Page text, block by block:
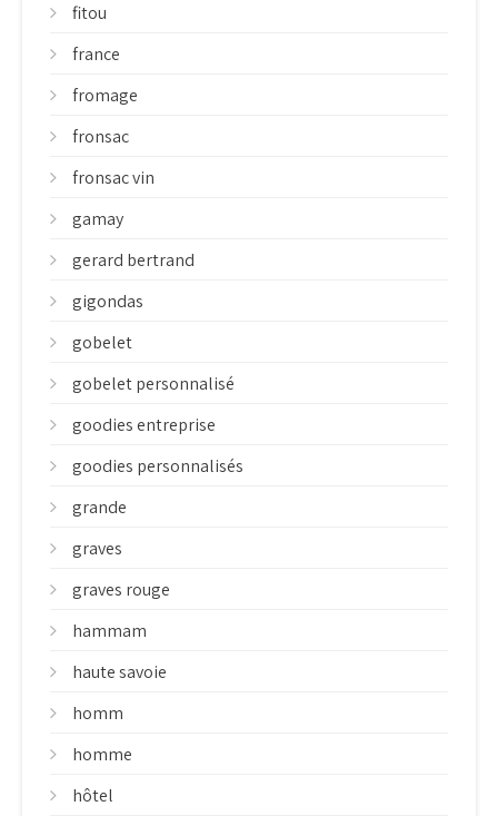
fitou
france
fromage
fronsac
fronsac vin
gamay
gerard bertrand
gigondas
gobelet
gobelet personnalisé
goodies entreprise
goodies personnalisés
grande
graves
graves rouge
hammam
haute savoie
homm
homme
hôtel